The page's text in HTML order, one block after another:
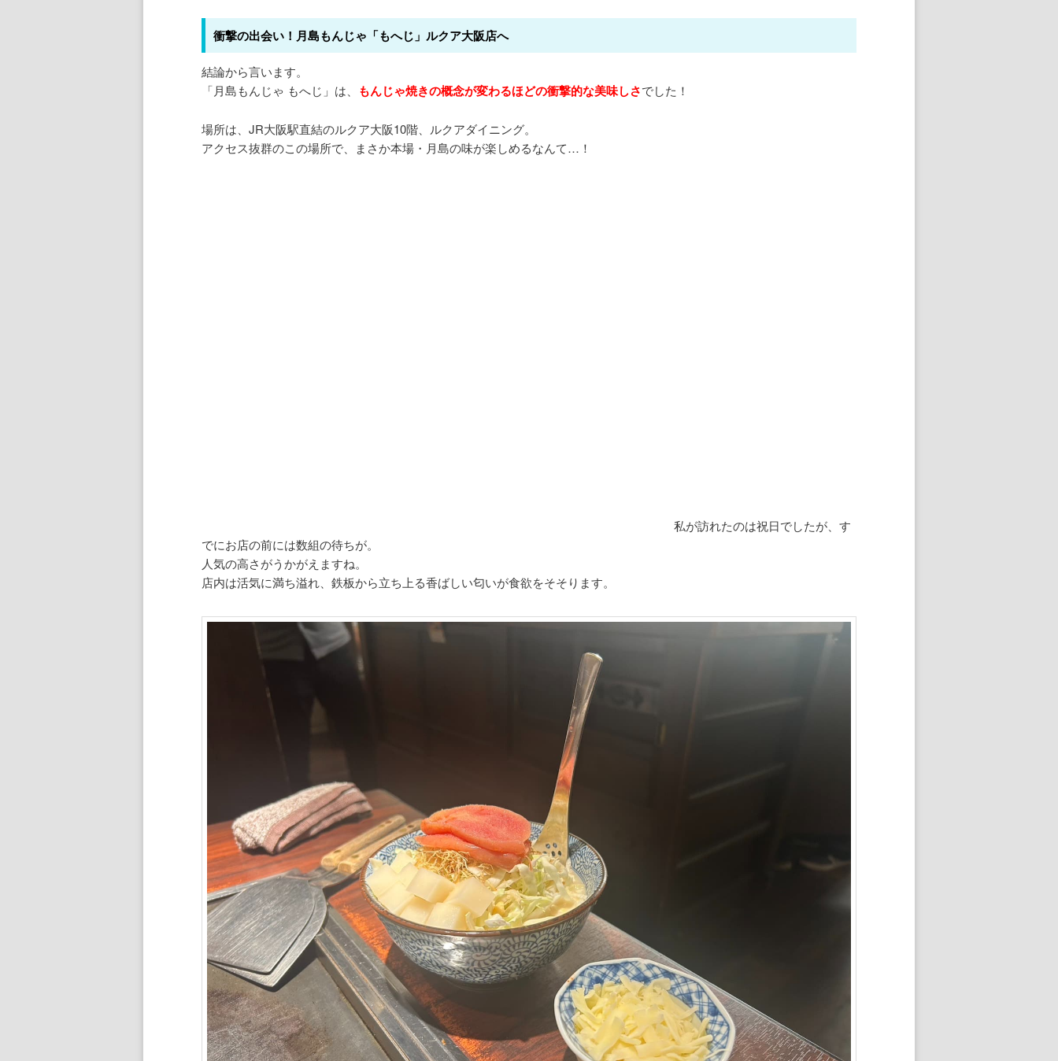
衝撃の出会い！月島もんじゃ「もへじ」ルクア大阪店へ
結論から言います。
「月島もんじゃ もへじ」は、 もんじゃ焼きの概念が変わるほどの衝撃的な美味しさでした！
場所は、JR大阪駅直結のルクア大阪10階、ルクアダイニング。
アクセス抜群のこの場所で、まさか本場・月島の味が楽しめるなんて…！
私が訪れたのは祝日でしたが、す
でにお店の前には数組の待ちが。
人気の高さがうかがえますね。
店内は活気に満ち溢れ、鉄板から立ち上る香ばしい匂いが食欲をそそります。